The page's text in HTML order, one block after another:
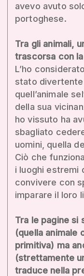
avevo avuto
portoghese.
Tra gli animali,
trascorsa con
L’ho
stato
quell’animale
della sua
ho vissuto ha
sbagliato
uomini, quella
Ciò che
i luoghi estremi
convivere con
imparare il loro
Tra le pagine
(quella animale
primitiva) ma
(strettamente
traduce nella